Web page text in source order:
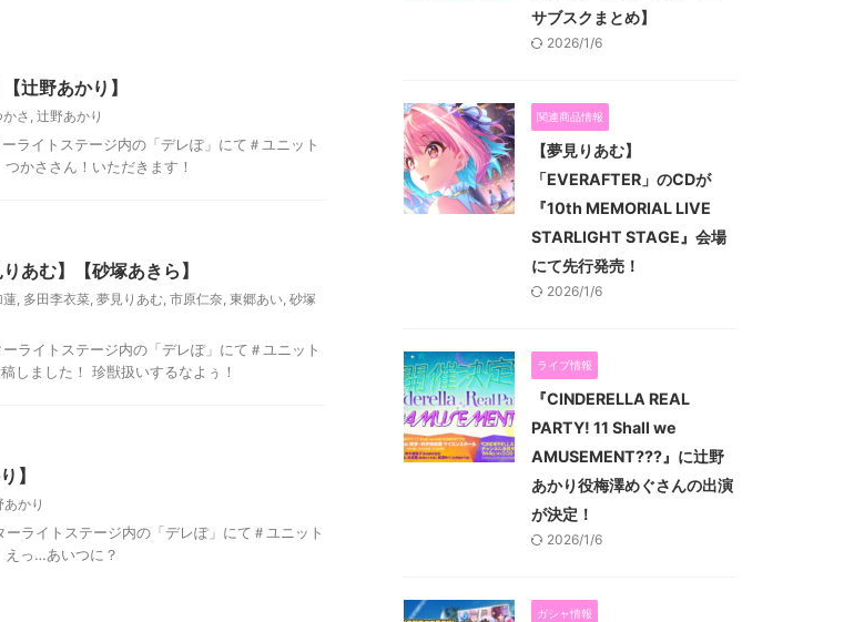
辻野あかり】
さ , 辻野あかり
ライトステージ内の「デレぽ」にて＃ユニット
かささん！いただきます！
あむ】【砂塚あきら】
蓮, 多田李衣菜, 夢見りあむ, 市原仁奈, 東郷あい, 砂塚
ライトステージ内の「デレぽ」にて＃ユニット
しました！ 珍獣扱いするなよぅ！
】
あかり
ライトステージ内の「デレぽ」にて＃ユニット
えっ…あいつに？
サブスクまとめ】
2026/1/6
関連商品情報
【夢見りあむ】
「EVERAFTER」のCDが
『10th MEMORIAL LIVE
STARLIGHT STAGE』会場
にて先行発売！
2026/1/6
ライブ情報
『CINDERELLA REAL
PARTY! 11 Shall we
AMUSEMENT???』に辻野
あかり役梅澤めぐさんの出演
が決定！
2026/1/6
ガシャ情報